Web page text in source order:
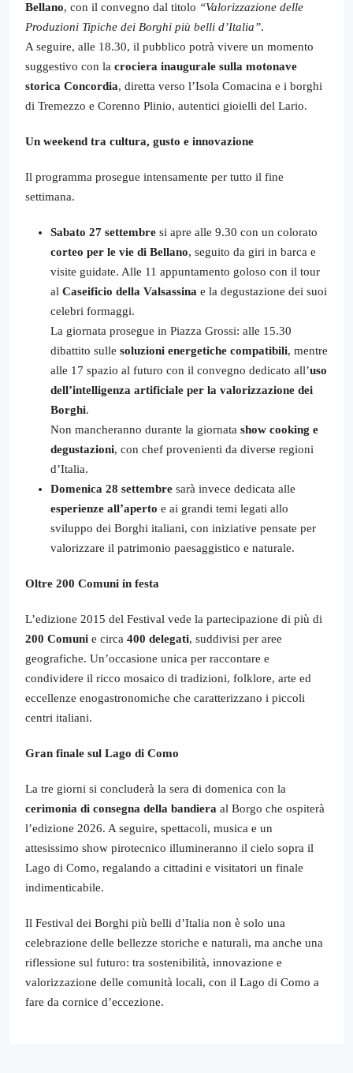
Bellano, con il convegno dal titolo “Valorizzazione delle
Produzioni Tipiche dei Borghi più belli d’Italia”.
A seguire, alle 18.30, il pubblico potrà vivere un momento
suggestivo con la crociera inaugurale sulla motonave
storica Concordia, diretta verso l’Isola Comacina e i borghi
di Tremezzo e Corenno Plinio, autentici gioielli del Lario.
Un weekend tra cultura, gusto e innovazione
Il programma prosegue intensamente per tutto il fine
settimana.
Sabato 27 settembre si apre alle 9.30 con un colorato
corteo per le vie di Bellano, seguito da giri in barca e
visite guidate. Alle 11 appuntamento goloso con il tour
al Caseificio della Valsassina e la degustazione dei suoi
celebri formaggi.
La giornata prosegue in Piazza Grossi: alle 15.30
dibattito sulle soluzioni energetiche compatibili, mentre
alle 17 spazio al futuro con il convegno dedicato all’uso
dell’intelligenza artificiale per la valorizzazione dei
Borghi.
Non mancheranno durante la giornata show cooking e
degustazioni, con chef provenienti da diverse regioni
d’Italia.
Domenica 28 settembre sarà invece dedicata alle
esperienze all’aperto e ai grandi temi legati allo
sviluppo dei Borghi italiani, con iniziative pensate per
valorizzare il patrimonio paesaggistico e naturale.
Oltre 200 Comuni in festa
L’edizione 2015 del Festival vede la partecipazione di più di
200 Comuni e circa 400 delegati, suddivisi per aree
geografiche. Un’occasione unica per raccontare e
condividere il ricco mosaico di tradizioni, folklore, arte ed
eccellenze enogastronomiche che caratterizzano i piccoli
centri italiani.
Gran finale sul Lago di Como
La tre giorni si concluderà la sera di domenica con la
cerimonia di consegna della bandiera al Borgo che ospiterà
l’edizione 2026. A seguire, spettacoli, musica e un
attesissimo show pirotecnico illumineranno il cielo sopra il
Lago di Como, regalando a cittadini e visitatori un finale
indimenticabile.
Il Festival dei Borghi più belli d’Italia non è solo una
celebrazione delle bellezze storiche e naturali, ma anche una
riflessione sul futuro: tra sostenibilità, innovazione e
valorizzazione delle comunità locali, con il Lago di Como a
fare da cornice d’eccezione.